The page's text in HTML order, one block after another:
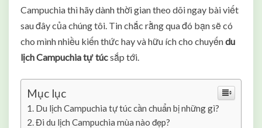
h
C
a
m
u
h
i
Campuchia thì hãy dành thời gian theo dõi ngay bài viết
sau đây của chúng tôi. Tin chắc rằng qua đó bạn sẽ có
cho mình nhiều kiến thức hay và hữu ích cho chuyếndu
lịch Campuchia tự túcsắp tới.
Mục lục
Du lịch Campuchia tự túc cần chuẩn bị những gì?
Đi du lịch Campuchia mùa nào đẹp?